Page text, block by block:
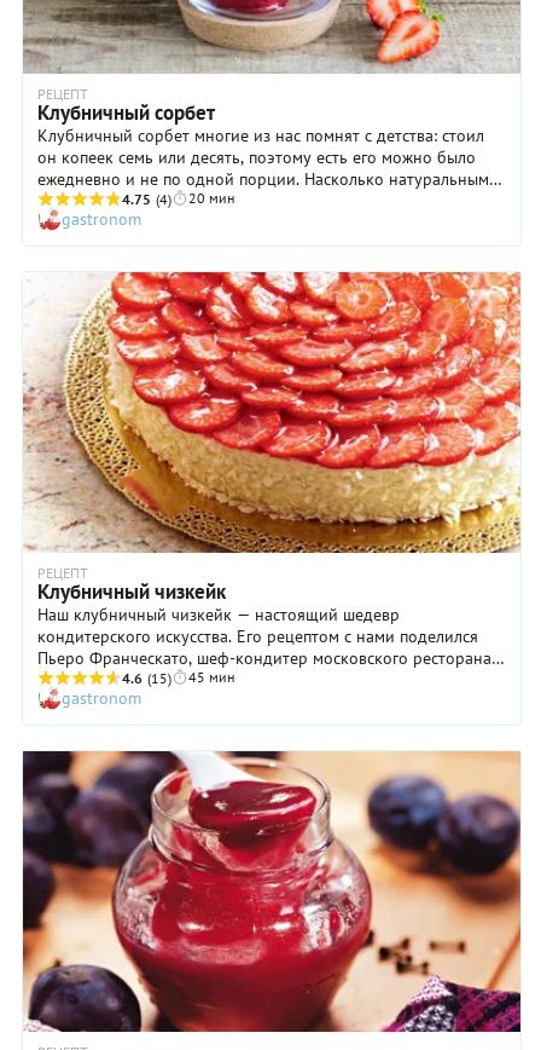
РЕЦЕПТ
Клубничный сорбет
Клубничный сорбет многие из нас помнят с детства: стоил
он копеек семь или десять, поэтому есть его можно было
ежедневно и не по одной порции. Насколько натуральным
было то лакомство — вопрос, конечно, спорный, однако в
нем точно не было такого количества красителей и
ароматизаторов, которым грешит современное мороженое.
Вот именно поэтому мы предлагаем вам научиться готовить
клубничный сорбет дома, тем более что делать это
невероятно просто и очень приятно. Особенно летом,
особенно в сезон дачных ягод! Сделайте клубничный сорбет
непременно: он дарит незабываемые вкусовые ощущения и
отлично удаляет жажду.
4.75 (4) 20 мин
gastronom
РЕЦЕПТ
Клубничный чизкейк
Наш клубничный чизкейк — настоящий шедевр
кондитерского искусства. Его рецептом с нами поделился
Пьеро Франческато, шеф-кондитер московского ресторана Il
Pittore. Мы попробовали приготовить этот десерт и, должны
сказать, он удался на славу! Стоит заметить, что этот чизкейк
немного отличается от других — разумеется, в лучшую
сторону. Во-первых, основу его составляет бисквит, а не
тонкая песочная лепешка, как это бывает обычно. Во-
вторых, в состав сырного крема входит изюм, что
совершенно меняет вкус и текстуру блюда. Кстати, автор
рецепта советует делать клубничный чизкейк накануне дня
планируемой подачи на стол: после ночи в холодильнике
это чудесное лакомство становится просто волшебным!
4.6 (15) 45 мин
gastronom